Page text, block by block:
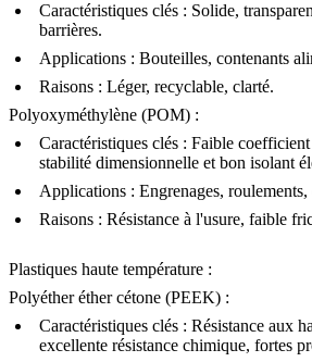
Caractéristiques clés : Solide,
barrières.
Applications : Bouteilles, contenants
Raisons : Léger, recyclable, clarté.
Polyoxyméthylène (POM) :
Caractéristiques clés : Faible
stabilité dimensionnelle et bon isolant
Applications : Engrenages,
Raisons : Résistance à l'usure, faible
Plastiques haute température :
Polyéther éther cétone (PEEK) :
Caractéristiques clés : Résistance aux
excellente résistance chimique, fortes